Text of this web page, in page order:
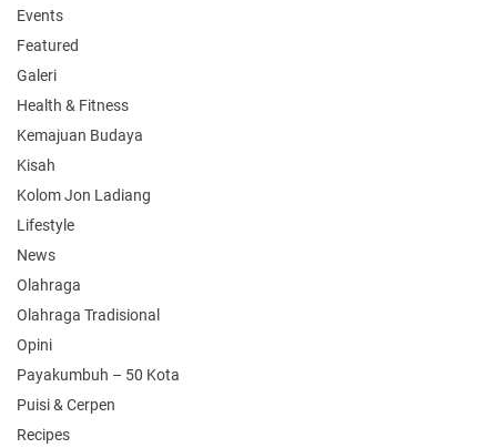
Events
Featured
Galeri
Health & Fitness
Kemajuan Budaya
Kisah
Kolom Jon Ladiang
Lifestyle
News
Olahraga
Olahraga Tradisional
Opini
Payakumbuh – 50 Kota
Puisi & Cerpen
Recipes